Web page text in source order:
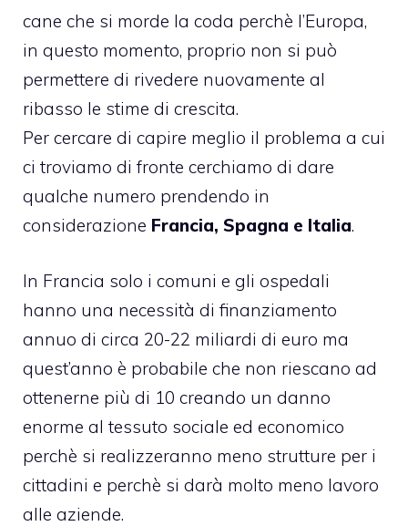
cane che si morde la coda perchè l’Europa,
in questo momento, proprio non si può
permettere di rivedere nuovamente al
ribasso le stime di crescita.
Per cercare di capire meglio il problema a cui
ci troviamo di fronte cerchiamo di dare
qualche numero prendendo in
considerazione Francia, Spagna e Italia.
In Francia solo i comuni e gli ospedali
hanno una necessità di finanziamento
annuo di circa 20-22 miliardi di euro ma
quest’anno è probabile che non riescano ad
ottenerne più di 10 creando un danno
enorme al tessuto sociale ed economico
perchè si realizzeranno meno strutture per i
cittadini e perchè si darà molto meno lavoro
alle aziende.